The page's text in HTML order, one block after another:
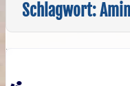
Schlagwort: